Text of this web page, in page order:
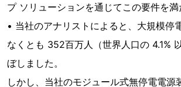
プ ソリューションを通じてこの要件を満
• 当社のアナリストによると、大規模停
なくとも 352百万人（世界人口の 4.1%
ぼしました。
しかし、当社のモジュール式無停電電源